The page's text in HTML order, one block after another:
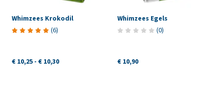
Whimzees Krokodil
(6)
€ 10,25 - € 10,30
Whimzees Egels
(0)
€ 10,90